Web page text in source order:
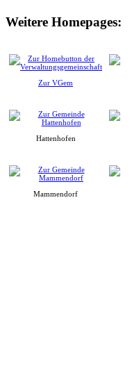
Weitere Homepages:
Zur VGem
Hattenhofen
Mammendorf